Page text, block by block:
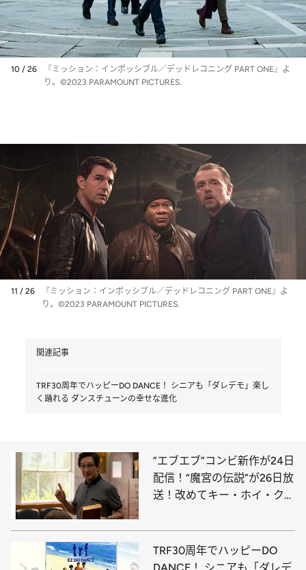
10 / 26
『ミッション：インポッシブル／デッドレコニング PART ONE』よ
り。©2023 PARAMOUNT PICTURES.
11 / 26
『ミッション：インポッシブル／デッドレコニング PART ONE』よ
り。©2023 PARAMOUNT PICTURES.
関連記事
TRF30周年でハッピーDO DANCE！ シニアも「ダレデモ」楽し
く踊れる ダンスチューンの幸せな進化
”エブエブ”コンビ新作が24日
配信！“魔宮の伝説”が26日放
送！改めてキー・ホイ・クァ
TRF30周年でハッピーDO